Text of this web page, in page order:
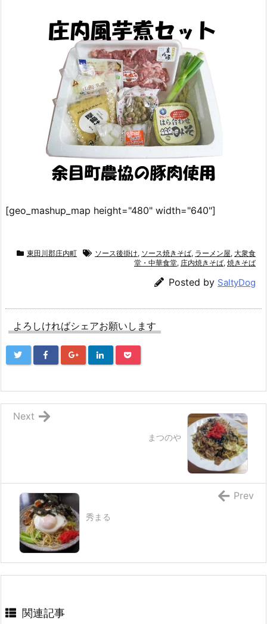
[geo_mashup_map height="480" width="640"]
東田川郡庄内町 ソース後掛け, ソース焼きそば, ラーメン屋, 大衆食
堂・中華食堂, 庄内焼きそば, 焼きそば
Posted by SaltyDog
よろしければシェアお願いします
まつのや
Next
秀まる
Prev
関連記事